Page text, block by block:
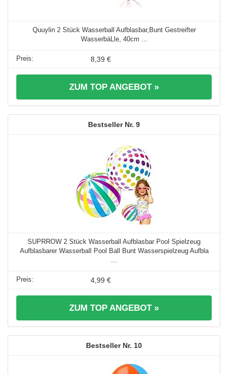
Quuylin 2 Stück Wasserball Aufblasbar,Bunt Gestreifter
WasserbäLle, 40cm ...
8,39 €
ZUM TOP ANGEBOT »
9
SUPRROW 2 Stück Wasserball Aufblasbar Pool Spielzeug
Aufblasbarer Wasserball Pool Ball Bunt Wasserspielzeug Aufbla
4,99 €
ZUM TOP ANGEBOT »
10